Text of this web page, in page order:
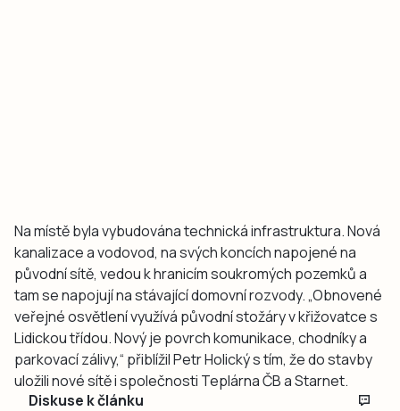
Na místě byla vybudována technická infrastruktura. Nová
kanalizace a vodovod, na svých koncích napojené na
původní sítě, vedou k hranicím soukromých pozemků a
tam se napojují na stávající domovní rozvody. „Obnovené
veřejné osvětlení využívá původní stožáry v křižovatce s
Lidickou třídou. Nový je povrch komunikace, chodníky a
parkovací zálivy,“ přiblížil Petr Holický s tím, že do stavby
uložili nové sítě i společnosti Teplárna ČB a Starnet.
Diskuse k článku